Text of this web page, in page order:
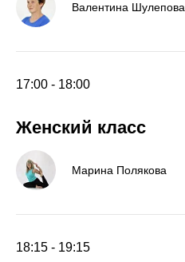
Валентина Шулепова
17:00 - 18:00
Женский класс
Марина Полякова
18:15 - 19:15